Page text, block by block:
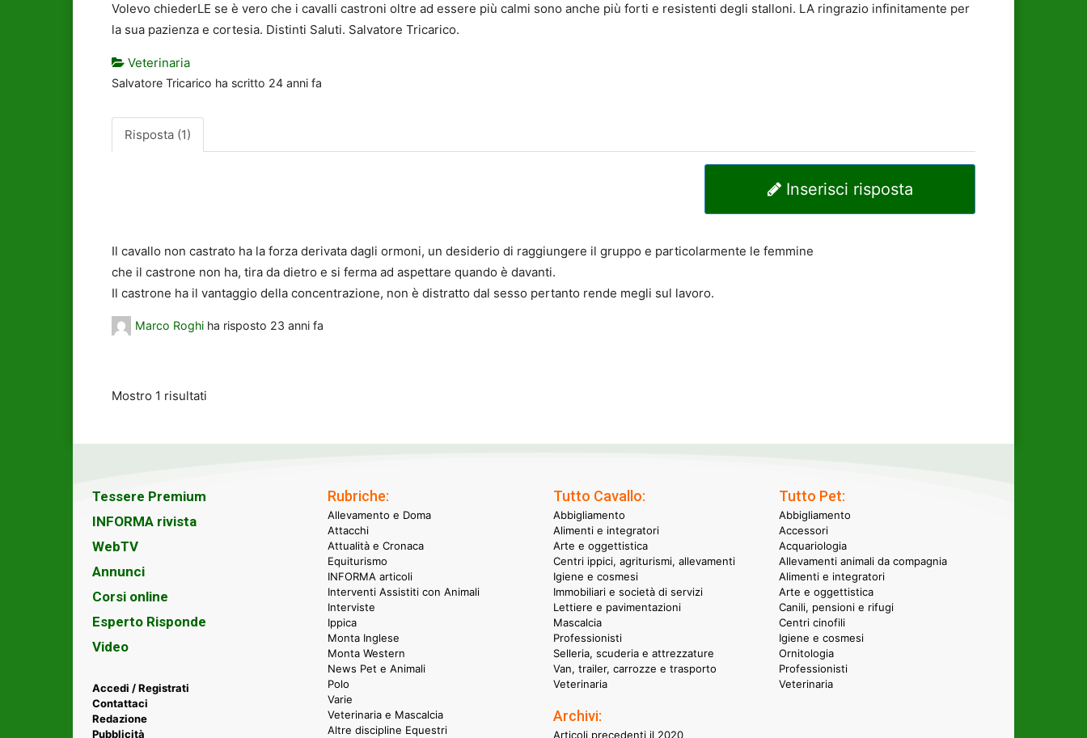
Volevo chiederLE se è vero che i cavalli castroni oltre ad essere più calmi sono anche più forti e resistenti degli stalloni. LA ringrazio infinitamente per
la sua pazienza e cortesia. Distinti Saluti. Salvatore Tricarico.
Veterinaria
Salvatore Tricarico ha scritto 24 anni fa
Risposta (1)
Inserisci risposta
Il cavallo non castrato ha la forza derivata dagli ormoni, un desiderio di raggiungere il gruppo e particolarmente le femmine
che il castrone non ha, tira da dietro e si ferma ad aspettare quando è davanti.
Il castrone ha il vantaggio della concentrazione, non è distratto dal sesso pertanto rende megli sul lavoro.
Marco Roghi ha risposto 23 anni fa
Mostro 1 risultati
Tessere Premium
INFORMA rivista
WebTV
Annunci
Corsi online
Esperto Risponde
Video
Accedi / Registrati
Contattaci
Redazione
Pubblicità
Rubriche:
Allevamento e Doma
Attacchi
Attualità e Cronaca
Equiturismo
INFORMA articoli
Interventi Assistiti con Animali
Interviste
Ippica
Monta Inglese
Monta Western
News Pet e Animali
Polo
Varie
Veterinaria e Mascalcia
Altre discipline Equestri
Tutto Cavallo:
Abbigliamento
Alimenti e integratori
Arte e oggettistica
Centri ippici, agriturismi, allevamenti
Igiene e cosmesi
Immobiliari e società di servizi
Lettiere e pavimentazioni
Mascalcia
Professionisti
Selleria, scuderia e attrezzature
Van, trailer, carrozze e trasporto
Veterinaria
Archivi:
Articoli precedenti il 2020
Tutto Pet:
Abbigliamento
Accessori
Acquariologia
Allevamenti animali da compagnia
Alimenti e integratori
Arte e oggettistica
Canili, pensioni e rifugi
Centri cinofili
Igiene e cosmesi
Ornitologia
Professionisti
Veterinaria